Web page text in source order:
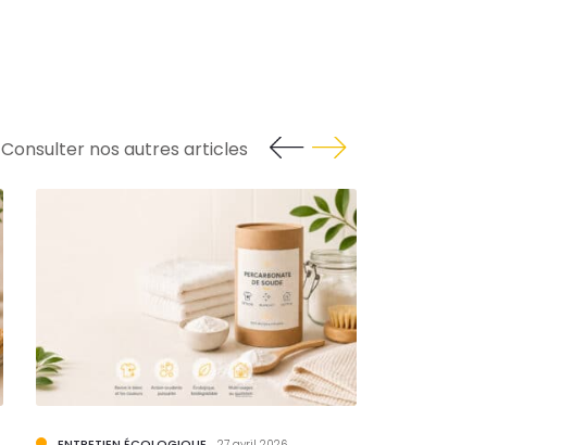
Consulter nos autres articles